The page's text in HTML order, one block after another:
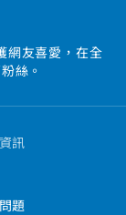
網友喜愛，在全
絲。
訊
題